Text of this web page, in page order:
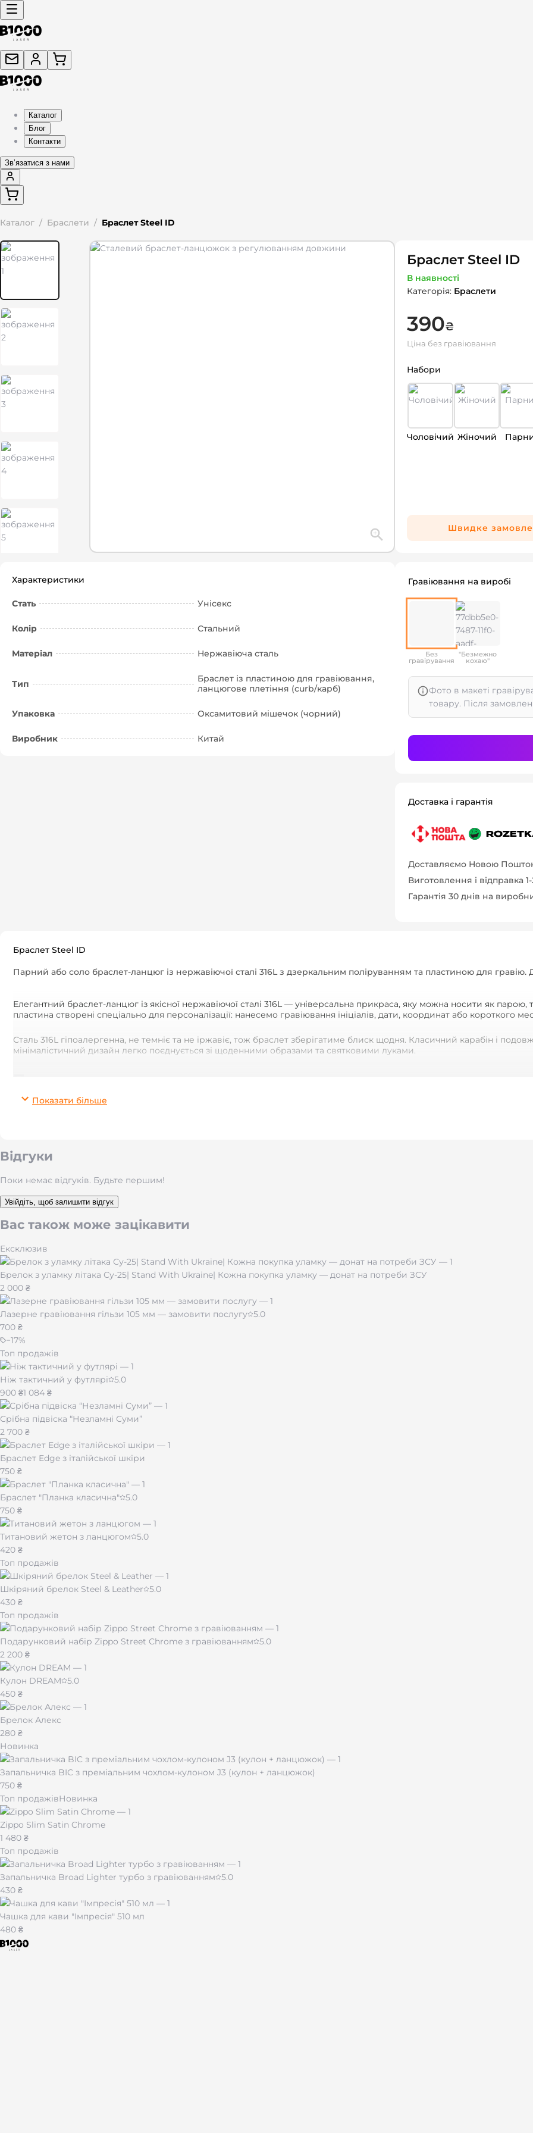
Каталог
Блог
Контакти
Звʼязатися з нами
Каталог / Браслети / Браслет Steel ID
Характеристики
Стать Унісекс
Колір Стальний
Матеріал Нержавіюча сталь
Тип
Браслет із пластиною для гравіювання,
ланцюгове плетіння (curb/карб)
Упаковка Оксамитовий мішечок (чорний)
Виробник Китай
Браслет Steel ID
В наявності
Категорія: Браслети
390₴
Ціна без гравіювання
Набори
Чоловічий Жіночий
Швидке
Гравіювання на виробі
Без
гравірування
"Безмежно
кохаю"
Фото в макеті
товару. Після
Доставка і гарантія
Доставляємо Новою
Виготовлення і відправка
Гарантія 30 днів на
Браслет Steel ID
Парний або соло браслет-ланцюг із нержавіючої сталі 316L з дзеркальним поліруванням та пластиною для гравію.
Елегантний браслет-ланцюг із якісної нержавіючої сталі 316L — універсальна прикраса, яку можна носити як парою,
пластина створені спеціально для персоналізації: нанесемо гравіювання ініціалів, дати, координат або короткого
Сталь 316L гіпоалергенна, не темніє та не іржавіє, тож браслет зберігатиме блиск щодня. Класичний карабін і
мінімалістичний дизайн легко поєднується зі щоденними образами та святковими луками.
Догляд мінімальний:
Розміри
Чоловічий: довжина 18 + 5 см (подовжувач), ширина ланцюга ~7 мм, пластина
довжина 15 + 5 см (подовжувач), ширина ланцюга ~4 мм, пластина
Кому підійде: як стильний щоденний аксесуар, як парний браслет для закоханих або символічний подарунок
Ідеї гравію:ініціали, важлива дата, координати місця зустрічі, коротка фраза чи мотиватор.
Показати більше
Відгуки
Поки немає відгуків. Будьте першим!
Увійдіть, щоб залишити відгук
Вас також може зацікавити
Ексклюзив
Брелок з уламку літака Су-25| Stand With Ukraine| Кожна покупка уламку — донат на потреби ЗСУ
2 000 ₴
Лазерне гравіювання гільзи 105 мм — замовити послугу 5.0
700 ₴
−17%
Топ продажів
Ніж тактичний у футлярі
5.0
900 ₴1 084 ₴
Срібна підвіска “Незламні Суми”
2 700 ₴
Браслет Edge з італійської шкіри
750 ₴
Браслет "Планка класична"
5.0
750 ₴
Титановий жетон з ланцюгом
5.0
420 ₴
Топ продажів
Шкіряний брелок Steel & Leather
5.0
430 ₴
Топ продажів
Подарунковий набір Zippo Street Chrome з гравіюванням
5.0
2 200 ₴
Кулон DREAM
5.0
450 ₴
Брелок Алекс
280 ₴
Новинка
Запальничка BIC з преміальним чохлом-кулоном J3 (кулон + ланцюжок)
750 ₴
Топ продажівНовинка
Zippo Slim Satin Chrome
1 480 ₴
Топ продажів
Запальничка Broad Lighter турбо з гравіюванням
5.0
430 ₴
Чашка для кави "Імпресія" 510 мл
480 ₴